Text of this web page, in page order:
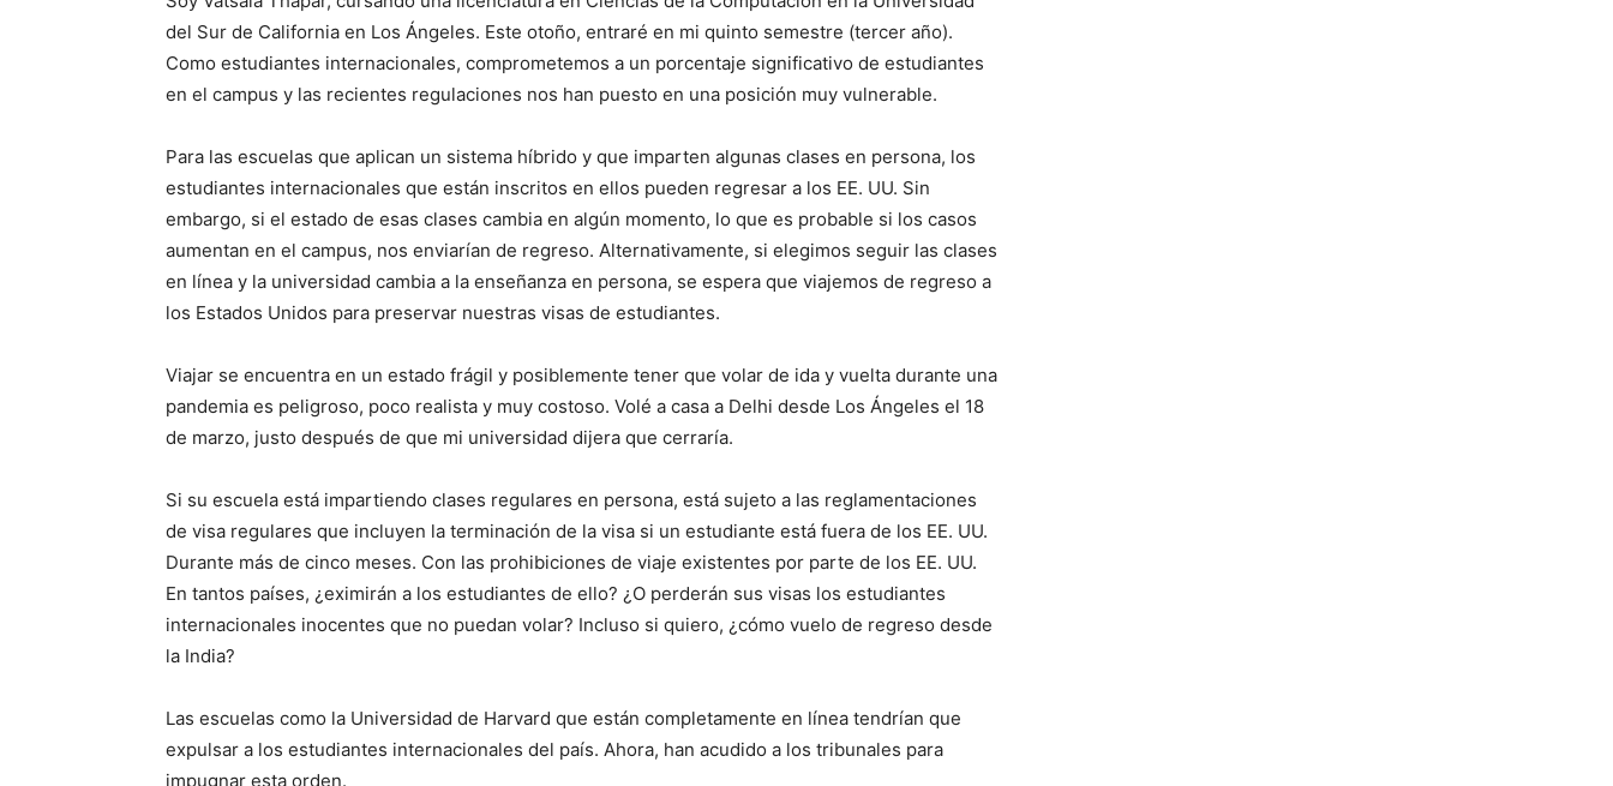
del Sur de California en Los Ángeles. Este otoño, entraré en mi quinto semestre (tercer año).
Como estudiantes internacionales, comprometemos a un porcentaje significativo de estudiantes
en el campus y las recientes regulaciones nos han puesto en una posición muy vulnerable.
Para las escuelas que aplican un sistema híbrido y que imparten algunas clases en persona, los
estudiantes internacionales que están inscritos en ellos pueden regresar a los EE. UU. Sin
embargo, si el estado de esas clases cambia en algún momento, lo que es probable si los casos
aumentan en el campus, nos enviarían de regreso. Alternativamente, si elegimos seguir las clases
en línea y la universidad cambia a la enseñanza en persona, se espera que viajemos de regreso a
los Estados Unidos para preservar nuestras visas de estudiantes.
Viajar se encuentra en un estado frágil y posiblemente tener que volar de ida y vuelta durante una
pandemia es peligroso, poco realista y muy costoso. Volé a casa a Delhi desde Los Ángeles el 18
de marzo, justo después de que mi universidad dijera que cerraría.
Si su escuela está impartiendo clases regulares en persona, está sujeto a las reglamentaciones
de visa regulares que incluyen la terminación de la visa si un estudiante está fuera de los EE. UU.
Durante más de cinco meses. Con las prohibiciones de viaje existentes por parte de los EE. UU.
En tantos países, ¿eximirán a los estudiantes de ello? ¿O perderán sus visas los estudiantes
internacionales inocentes que no puedan volar? Incluso si quiero, ¿cómo vuelo de regreso desde
la India?
Las escuelas como la Universidad de Harvard que están completamente en línea tendrían que
expulsar a los estudiantes internacionales del país. Ahora, han acudido a los tribunales para
impugnar esta orden.